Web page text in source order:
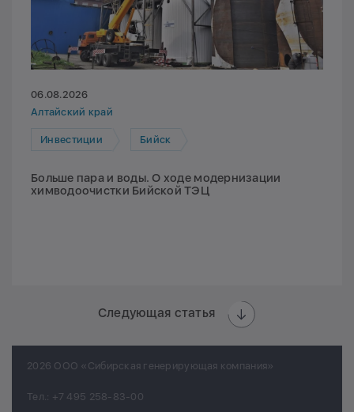
06.08.2026
Алтайский край
Инвестиции Бийск
Больше пара и воды. О ходе модернизации
химводоочистки Бийской ТЭЦ
Следующая статья
2026 ООО «Сибирская генерирующая компания»
Тел.: +7 495 258-83-00